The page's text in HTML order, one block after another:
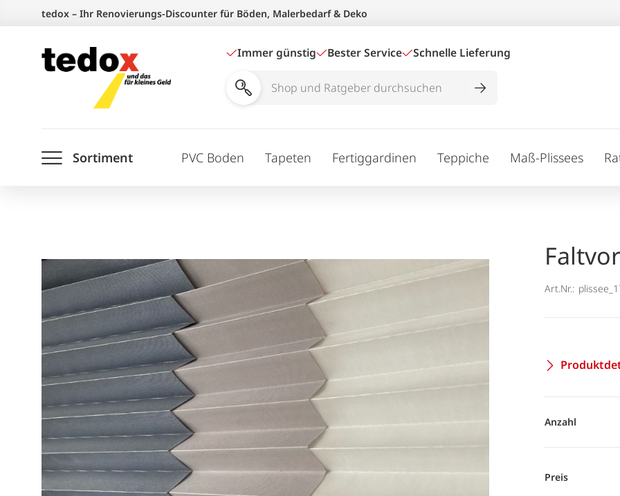
springen
tedox – Ihr Renovierungs-Discounter für Böden, Malerbedarf & Deko
Immer günstig Bester Service Schnelle Lieferung
Shop
durchsuchen
Sortiment PVC Boden Tapeten Fertiggardinen Teppiche Maß-Plissees
Art.Nr.:
Anzahl
Preis